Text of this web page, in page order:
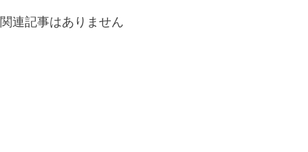
関連記事はありません